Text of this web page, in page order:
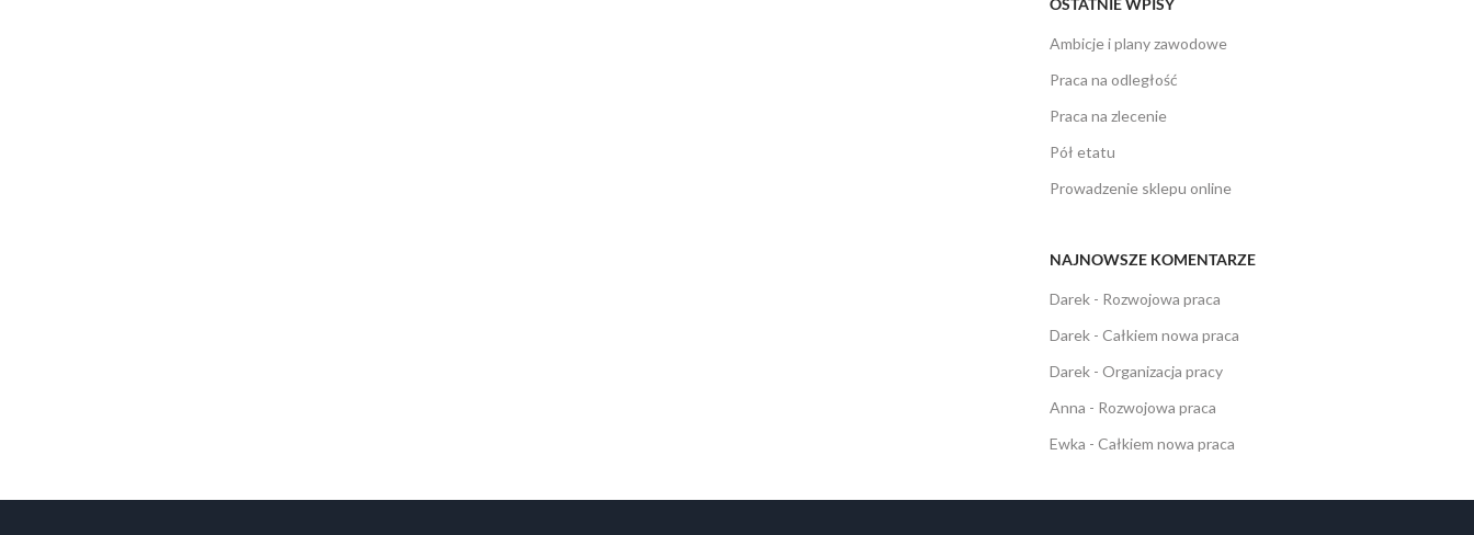
OSTATNIE WPISY
Ambicje i plany zawodowe
Praca na odległość
Praca na zlecenie
Pół etatu
Prowadzenie sklepu online
NAJNOWSZE KOMENTARZE
Darek - Rozwojowa praca
Darek - Całkiem nowa praca
Darek - Organizacja pracy
Anna - Rozwojowa praca
Ewka - Całkiem nowa praca